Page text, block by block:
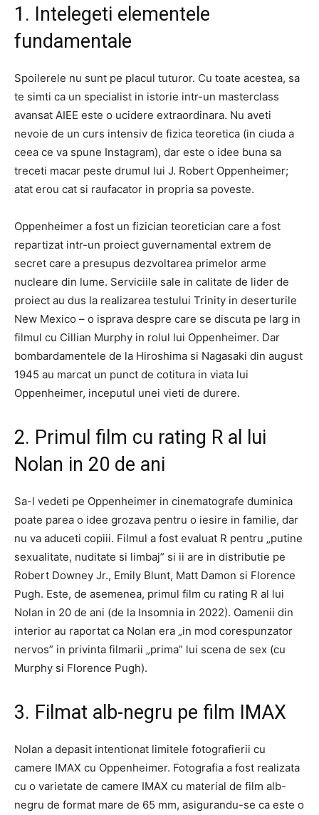
1. Intelegeti elementele
fundamentale
Spoilerele nu sunt pe placul tuturor. Cu toate acestea, sa
te simti ca un specialist in istorie intr-un masterclass
avansat AIEE este o ucidere extraordinara. Nu aveti
nevoie de un curs intensiv de fizica teoretica (in ciuda a
ceea ce va spune Instagram), dar este o idee buna sa
treceti macar peste drumul lui J. Robert Oppenheimer;
atat erou cat si raufacator in propria sa poveste.
Oppenheimer a fost un fizician teoretician care a fost
repartizat intr-un proiect guvernamental extrem de
secret care a presupus dezvoltarea primelor arme
nucleare din lume. Serviciile sale in calitate de lider de
proiect au dus la realizarea testului Trinity in deserturile
New Mexico – o isprava despre care se discuta pe larg in
filmul cu Cillian Murphy in rolul lui Oppenheimer. Dar
bombardamentele de la Hiroshima si Nagasaki din august
1945 au marcat un punct de cotitura in viata lui
Oppenheimer, inceputul unei vieti de durere.
2. Primul film cu rating R al lui
Nolan in 20 de ani
Sa-l vedeti pe Oppenheimer in cinematografe duminica
poate parea o idee grozava pentru o iesire in familie, dar
nu va aduceti copiii. Filmul a fost evaluat R pentru „putine
sexualitate, nuditate si limbaj” si ii are in distributie pe
Robert Downey Jr., Emily Blunt, Matt Damon si Florence
Pugh. Este, de asemenea, primul film cu rating R al lui
Nolan in 20 de ani (de la Insomnia in 2022). Oamenii din
interior au raportat ca Nolan era „in mod corespunzator
nervos” in privinta filmarii „prima” lui scena de sex (cu
Murphy si Florence Pugh).
3. Filmat alb-negru pe film IMAX
Nolan a depasit intentionat limitele fotografierii cu
camere IMAX cu Oppenheimer. Fotografia a fost realizata
cu o varietate de camere IMAX cu material de film alb-
negru de format mare de 65 mm, asigurandu-se ca este o